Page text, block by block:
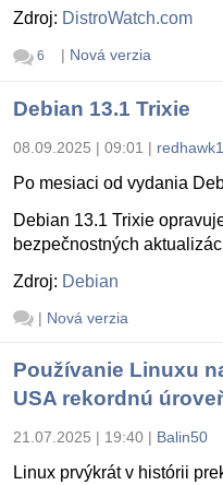
Zdroj: DistroWatch.com
6 | Nová verzia
Debian 13.1 Trixie
08.09.2025 | 09:01 |
Po mesiaci od vydania
Debian 13.1 Trixie
bezpečnostných
Zdroj: Debian
| Nová verzia
Používanie Linuxu
USA rekordnú
21.07.2025 | 19:40 | Balin50
Linux prvýkrát v histórii